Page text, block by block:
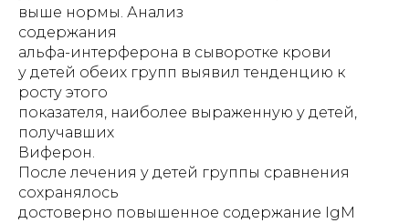
выше нормы. Анализ
содержания
альфа-интерферона в сыворотке крови
у детей обеих групп выявил тенденцию к
росту этого
показателя, наиболее выраженную у детей,
получавших
Виферон.
После лечения у детей группы сравнения
сохранялось
достоверно повышенное содержание IgM